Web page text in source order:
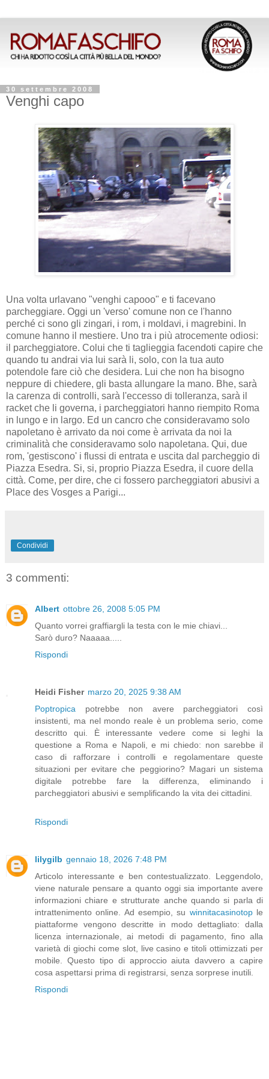
30 settembre 2008
Venghi capo
Una volta urlavano "venghi capooo" e ti facevano
parcheggiare. Oggi un 'verso' comune non ce l'hanno
perché ci sono gli zingari, i rom, i moldavi, i magrebini. In
comune hanno il mestiere. Uno tra i più atrocemente odiosi:
il parcheggiatore. Colui che ti taglieggia facendoti capire che
quando tu andrai via lui sarà li, solo, con la tua auto
potendole fare ciò che desidera. Lui che non ha bisogno
neppure di chiedere, gli basta allungare la mano. Bhe, sarà
la carenza di controlli, sarà l'eccesso di tolleranza, sarà il
racket che li governa, i parcheggiatori hanno riempito Roma
in lungo e in largo. Ed un cancro che consideravamo solo
napoletano è arrivato da noi come è arrivata da noi la
criminalità che consideravamo solo napoletana. Qui, due
rom, 'gestiscono' i flussi di entrata e uscita dal parcheggio di
Piazza Esedra. Si, si, proprio Piazza Esedra, il cuore della
città. Come, per dire, che ci fossero parcheggiatori abusivi a
Place des Vosges a Parigi...
Condividi
3 commenti:
Albert ottobre 26, 2008 5:05 PM
Quanto vorrei graffiargli la testa con le mie chiavi...
Sarò duro? Naaaaa.....
Rispondi
Heidi Fisher marzo 20, 2025 9:38 AM
Poptropica potrebbe non avere parcheggiatori così
insistenti, ma nel mondo reale è un problema serio, come
descritto qui. È interessante vedere come si leghi la
questione a Roma e Napoli, e mi chiedo: non sarebbe il
caso di rafforzare i controlli e regolamentare queste
situazioni per evitare che peggiorino? Magari un sistema
digitale potrebbe fare la differenza, eliminando i
parcheggiatori abusivi e semplificando la vita dei cittadini.
Rispondi
lilygilb gennaio 18, 2026 7:48 PM
Articolo interessante e ben contestualizzato. Leggendolo,
viene naturale pensare a quanto oggi sia importante avere
informazioni chiare e strutturate anche quando si parla di
intrattenimento online. Ad esempio, su winnitacasinotople
piattaforme vengono descritte in modo dettagliato: dalla
licenza internazionale, ai metodi di pagamento, fino alla
varietà di giochi come slot, live casino e titoli ottimizzati per
mobile. Questo tipo di approccio aiuta davvero a capire
cosa aspettarsi prima di registrarsi, senza sorprese inutili.
Rispondi